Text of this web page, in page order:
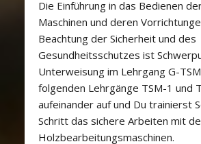
Die Einführung in das Bedienen
Maschinen und deren
Beachtung der Sicherheit und des
Gesundheitsschutzes ist
Unterweisung im Lehrgang G-
folgenden Lehrgänge TSM-1 und
aufeinander auf und Du trainierst
Schritt das sichere Arbeiten mit
Holzbearbeitungsmaschinen.